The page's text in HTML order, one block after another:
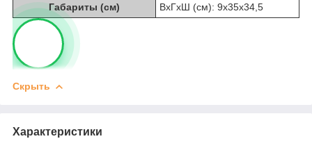
Габариты (см)
ВхГхШ (см): 9х35х34,5
Скрыть
Характеристики